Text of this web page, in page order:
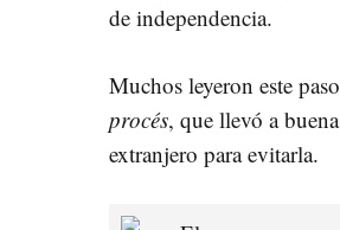
de independencia.
Muchos leyeron este
procés, que llevó a
extranjero para evitarla.